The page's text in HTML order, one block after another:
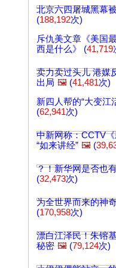
北京六四屠城黑幕
(188,192次)
斥仇美文章《美国
西是什么》 (41,719
卖力卖过头儿 港媒
出局 🖼️ (41,481次)
新四人帮的“大变江
(62,941次)
中新网称：CCTV
“如来讲经” 🖼️ (
？！新华网是否也
(32,473次)
为全世界而来的神
(170,958次)
漂白江泽民！朱镕
秘密 🖼️ (79,124次)